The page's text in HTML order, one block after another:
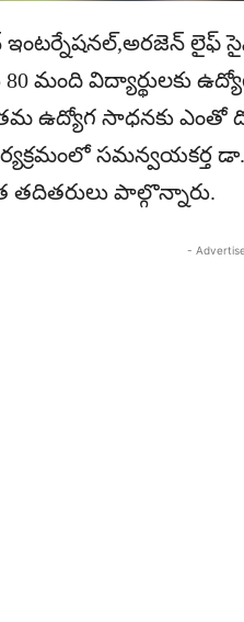
లైఫ్
మంది విద్యార్థులకు
ఉద్యోగ సాధనకు ఎంతో
సమన్వయకర్త
తదితరులు పాల్గొన్నారు.
-